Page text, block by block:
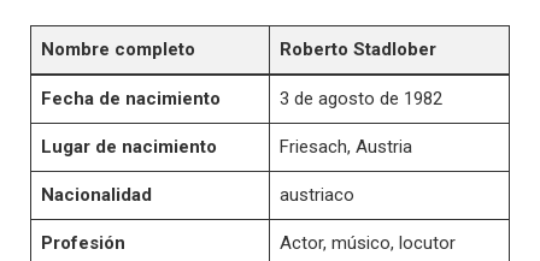
Nombre completo Roberto Stadlober
Fecha de nacimiento 3 de agosto de 1982
Lugar de nacimiento Friesach, Austria
Nacionalidad austriaco
Profesión Actor, músico, locutor